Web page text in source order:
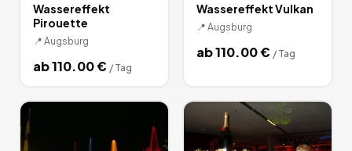
Wassereffekt
Pirouette
📍 Augsburg
ab110.00€ / Tag
Wassereffekt Vulkan
📍 Augsburg
ab110.00€ / Tag